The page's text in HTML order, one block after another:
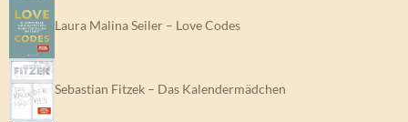
Laura Malina Seiler – Love Codes
Sebastian Fitzek – Das Kalendermädchen